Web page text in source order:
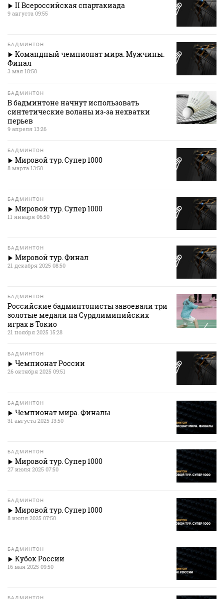
II Всероссийская спартакиада
9 августа 09:55
БАДМИНТОН
Командный чемпионат мира. Мужчины.
Финал
3 мая 18:50
БАДМИНТОН
В бадминтоне начнут использовать
синтетические воланы из‑за нехватки
перьев
9 апреля 13:26
БАДМИНТОН
Мировой тур. Супер 1000
8 марта 13:50
БАДМИНТОН
Мировой тур. Супер 1000
11 января 06:50
БАДМИНТОН
Мировой тур. Финал
21 декабря 2025 08:50
БАДМИНТОН
Российские бадминтонисты завоевали три
золотые медали на Сурдлимипийских
играх в Токио
21 ноября 2025 15:28
БАДМИНТОН
Чемпионат России
26 октября 2025 09:51
БАДМИНТОН
Чемпионат мира. Финалы
31 августа 2025 13:50
БАДМИНТОН
Мировой тур. Супер 1000
27 июля 2025 07:50
БАДМИНТОН
Мировой тур. Супер 1000
8 июня 2025 07:50
БАДМИНТОН
Кубок России
16 мая 2025 09:50
БАДМИНТОН